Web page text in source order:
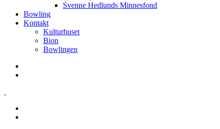
Svenne Hedlunds Minnesfond
Bowling
Kontakt
Kulturhuset
Bion
Bowlingen